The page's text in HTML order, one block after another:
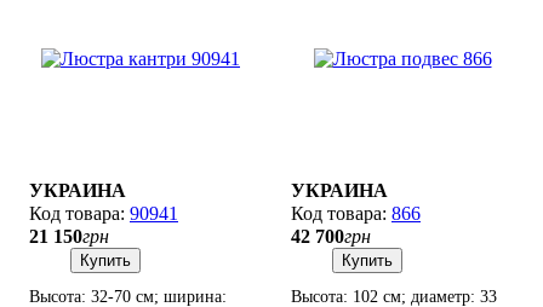
УКРАИНА
90941
21 150грн
Купить
Высота: 32-70 см; ширина:
УКРАИНА
866
42 700грн
Купить
Высота: 102 см; диаметр: 33